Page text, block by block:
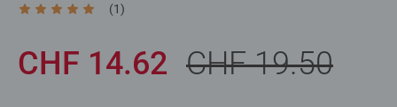
Durchschnittliche Bewertung 5.0 von 5 Sternen.
(1)
CHF 14.62 CHF 19.50